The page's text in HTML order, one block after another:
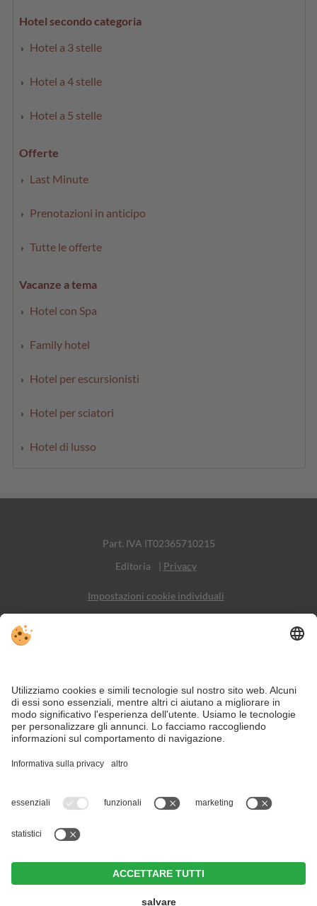
Hotel secondo categoria
Hotel a 3 stelle
Hotel a 4 stelle
Hotel a 5 stelle
Offerte
Last Minute
Prenotazioni in anticipo
Tutte le offerte
Vacanze a tema
Hotel con Spa
Family hotel
Hotel per escursionisti
Hotel per sciatori
Hotel di lusso
Part. IVA IT02365710215
Editoria
| Privacy
Impostazioni cookie individuali
Social Media
Nonostante il lavoro accurato e il costante aggiornamento dei contenuti,
posto all'organizzatore.
Last minute d'estate, last minute d'inverno – vacanza in Valle